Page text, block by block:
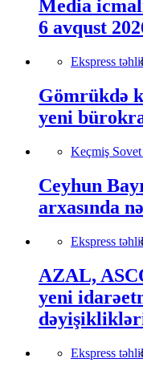
Media
6 avqust
Ekspress
Gömrükdə
yeni
Keçmiş Sovet
Ceyhun
arxasında
Ekspress
AZAL,
yeni
Ekspress